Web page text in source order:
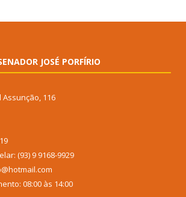
JOSÉ PORFÍRIO
Assunção, 116
(93) 9 9168-9929
08:00 às 14:00